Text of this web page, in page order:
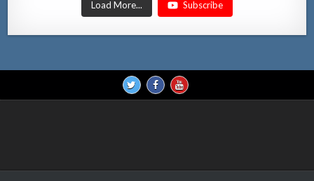
Load More... Subscribe